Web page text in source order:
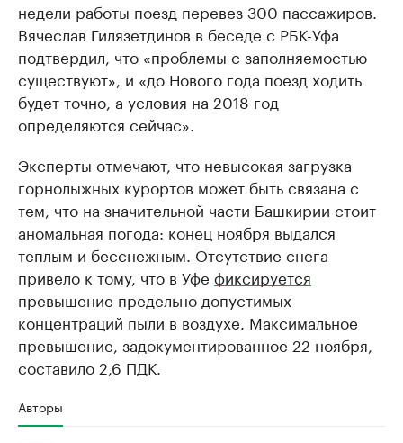
недели работы поезд перевез 300 пассажиров.
Вячеслав Гилязетдинов в беседе с РБК-Уфа
подтвердил, что «проблемы с заполняемостью
существуют», и «до Нового года поезд ходить
будет точно, а условия на 2018 год
определяются сейчас».
Эксперты отмечают, что невысокая загрузка
горнолыжных курортов может быть связана с
тем, что на значительной части Башкирии стоит
аномальная погода: конец ноября выдался
теплым и бесснежным. Отсутствие снега
привело к тому, что в Уфе фиксируется
превышение предельно допустимых
концентраций пыли в воздухе. Максимальное
превышение, задокументированное 22 ноября,
составило 2,6 ПДК.
Авторы